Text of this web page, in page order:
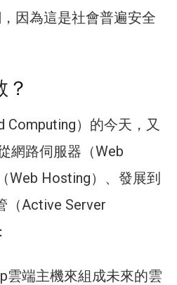
因為這是社會普遍安全
Computing）的今天，又
網路伺服器（Web
Web Hosting）、發展到
（Active Server
雲端主機來組成未來的雲